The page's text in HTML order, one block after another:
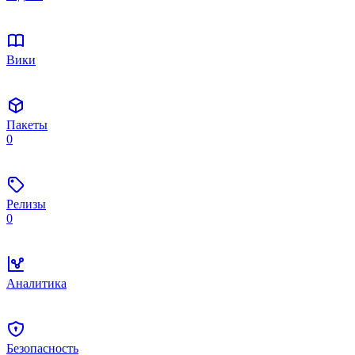
Вики
Пакеты
0
Релизы
0
Аналитика
Безопасность